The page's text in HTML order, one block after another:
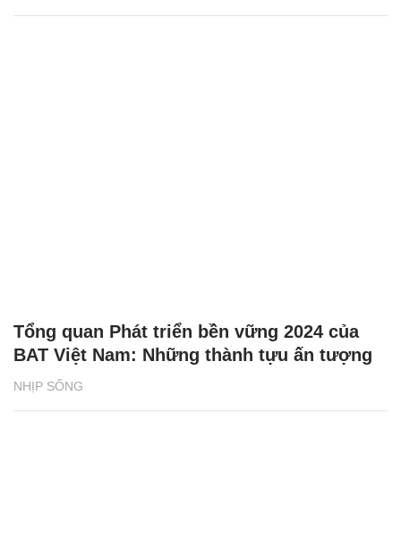
NHỊP SỐNG
Tổng quan Phát triển bền vững 2024 của
BAT Việt Nam: Những thành tựu ấn tượng